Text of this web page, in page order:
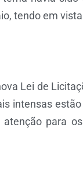
tendo em
Lei de
intensas
para